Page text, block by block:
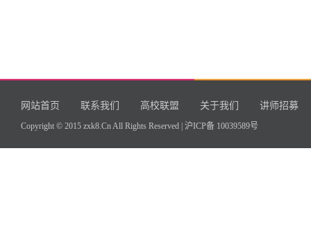
网站首页 联系我们 高校联盟 关于我们 讲师招募
Copyright © 2015 zxk8.Cn All Rights Reserved | 沪ICP备 10039589号